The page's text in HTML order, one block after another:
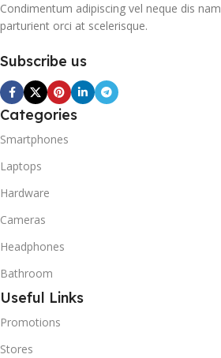
Condimentum adipiscing vel neque dis nam
parturient orci at scelerisque.
Subscribe us
Categories
Smartphones
Laptops
Hardware
Cameras
Headphones
Bathroom
Useful Links
Promotions
Stores